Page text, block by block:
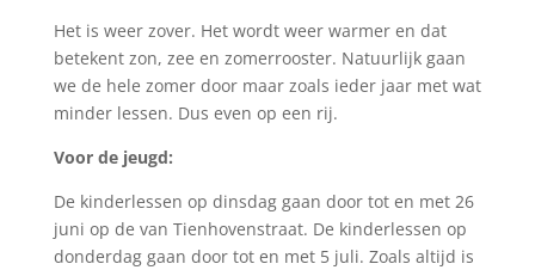
Het is weer zover. Het wordt weer warmer en dat
betekent zon, zee en zomerrooster. Natuurlijk gaan
we de hele zomer door maar zoals ieder jaar met wat
minder lessen. Dus even op een rij.
Voor de jeugd:
De kinderlessen op dinsdag gaan door tot en met 26
juni op de van Tienhovenstraat. De kinderlessen op
donderdag gaan door tot en met 5 juli. Zoals altijd is